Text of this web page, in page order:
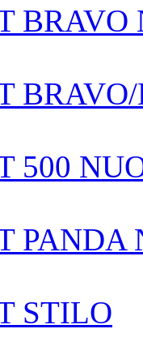
BRAVO
500
PANDA
STILO